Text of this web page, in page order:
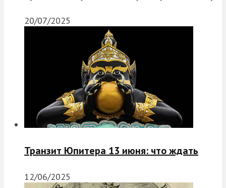
20/07/2025
Транзит Юпитера 13 июня: что ждать
12/06/2025